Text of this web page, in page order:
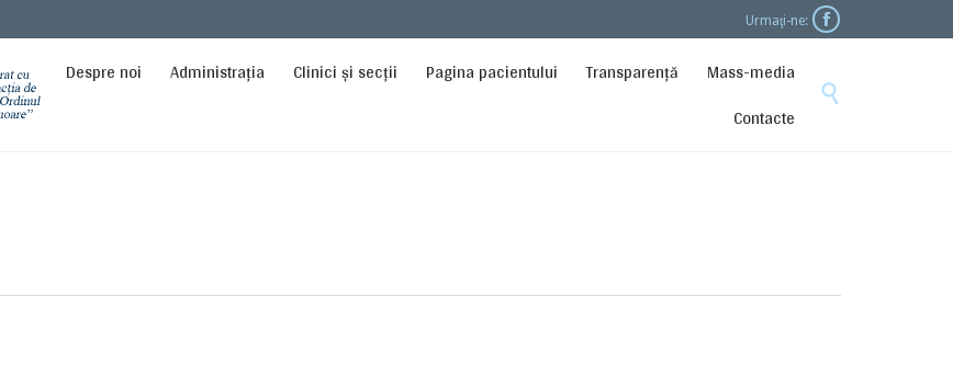
Urmaţi-ne: 
to
content
Despre noi Administrația Clinici și secții Pagina pacientului Transparență
Mass-media
Contacte
